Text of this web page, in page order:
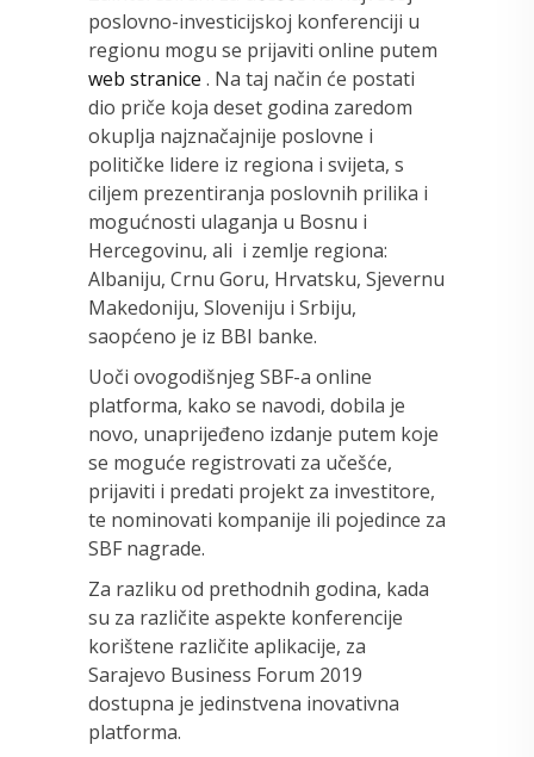
poslovno-investicijskoj konferenciji u
regionu mogu se prijaviti online putem
web stranice . Na taj način će postati
dio priče koja deset godina zaredom
okuplja najznačajnije poslovne i
političke lidere iz regiona i svijeta, s
ciljem prezentiranja poslovnih prilika i
mogućnosti ulaganja u Bosnu i
Hercegovinu, ali i zemlje regiona:
Albaniju, Crnu Goru, Hrvatsku, Sjevernu
Makedoniju, Sloveniju i Srbiju,
saopćeno je iz BBI banke.
Uoči ovogodišnjeg SBF-a online
platforma, kako se navodi, dobila je
novo, unaprijeđeno izdanje putem koje
se moguće registrovati za učešće,
prijaviti i predati projekt za investitore,
te nominovati kompanije ili pojedince za
SBF nagrade.
Za razliku od prethodnih godina, kada
su za različite aspekte konferencije
korištene različite aplikacije, za
Sarajevo Business Forum 2019
dostupna je jedinstvena inovativna
platforma.